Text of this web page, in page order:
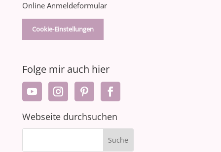
Online Anmeldeformular
Cookie-Einstellungen
Folge mir auch hier
Webseite durchsuchen